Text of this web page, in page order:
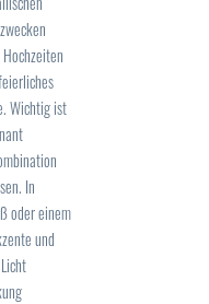
Wichtig ist
In
oder einem
und